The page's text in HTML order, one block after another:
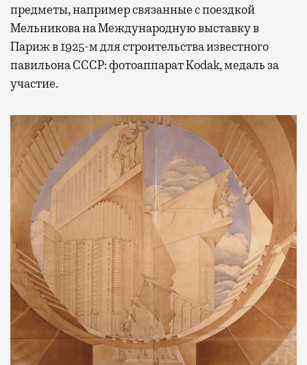
предметы, например связанные с поездкой
Мельникова на Международную выставку в
Париж в 1925-м для строительства известного
павильона СССР: фотоаппарат Kodak, медаль за
участие.